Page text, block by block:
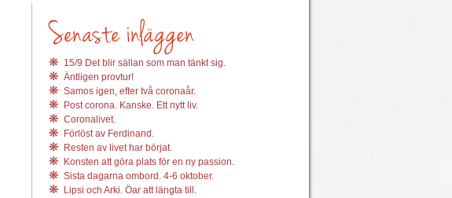
15/9 Det blir sällan som man tänkt sig.
Äntligen provtur!
Samos igen, efter två coronaår.
Post corona. Kanske. Ett nytt liv.
Coronalivet.
Förlöst av Ferdinand.
Resten av livet har börjat.
Konsten att göra plats för en ny passion.
Sista dagarna ombord. 4-6 oktober.
Lipsi och Arki. Öar att längta till.